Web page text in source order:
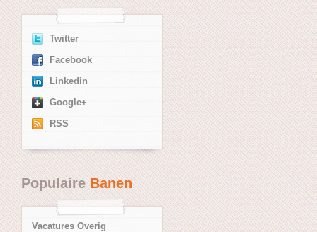
Twitter
Facebook
Linkedin
Google+
RSS
PopulaireBanen
Vacatures Overig